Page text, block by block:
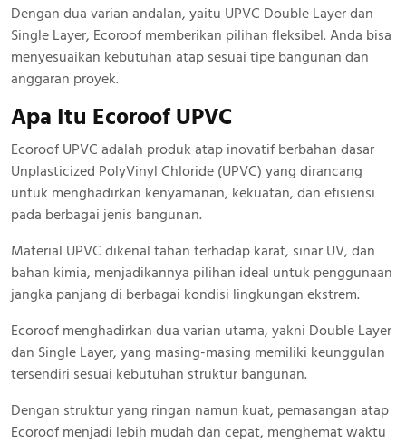
Dengan dua varian andalan, yaitu UPVC Double Layer dan
Single Layer, Ecoroof memberikan pilihan fleksibel. Anda bisa
menyesuaikan kebutuhan atap sesuai tipe bangunan dan
anggaran proyek.
Apa Itu Ecoroof UPVC
Ecoroof UPVC adalah produk atap inovatif berbahan dasar
Unplasticized PolyVinyl Chloride (UPVC) yang dirancang
untuk menghadirkan kenyamanan, kekuatan, dan efisiensi
pada berbagai jenis bangunan.
Material UPVC dikenal tahan terhadap karat, sinar UV, dan
bahan kimia, menjadikannya pilihan ideal untuk penggunaan
jangka panjang di berbagai kondisi lingkungan ekstrem.
Ecoroof menghadirkan dua varian utama, yakni Double Layer
dan Single Layer, yang masing-masing memiliki keunggulan
tersendiri sesuai kebutuhan struktur bangunan.
Dengan struktur yang ringan namun kuat, pemasangan atap
Ecoroof menjadi lebih mudah dan cepat, menghemat waktu